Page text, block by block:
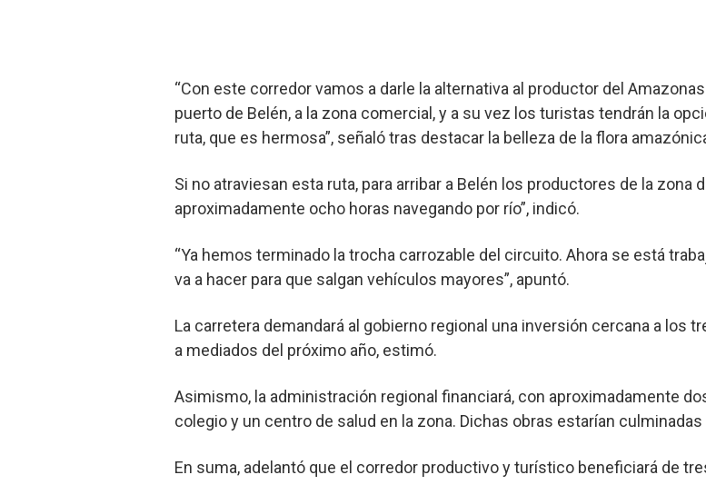
“Con este corredor vamos a darle la alternativa al productor del
puerto de Belén, a la zona comercial, y a su vez los turistas tendrán la
ruta, que es hermosa”, señaló tras destacar la belleza de la flora
Si no atraviesan esta ruta, para arribar a Belén los productores de la zona
aproximadamente ocho horas navegando por río”, indicó.
“Ya hemos terminado la trocha carrozable del circuito. Ahora se está
va a hacer para que salgan vehículos mayores”, apuntó.
La carretera demandará al gobierno regional una inversión cercana a los
a mediados del próximo año, estimó.
Asimismo, la administración regional financiará, con aproximadamente
colegio y un centro de salud en la zona. Dichas obras estarían
En suma, adelantó que el corredor productivo y turístico beneficiará de